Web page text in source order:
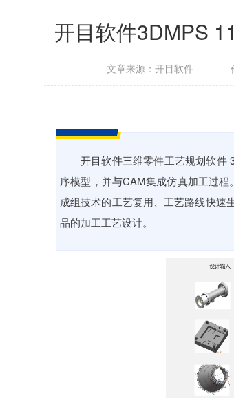
开目软件3DMPS
文章来源： 开目软件
开目软件三维零件工艺规划软件
序模型，并与CAM集成仿真加工过程。
成组技术的工艺复用、工艺路线快速
品的加工工艺设计。